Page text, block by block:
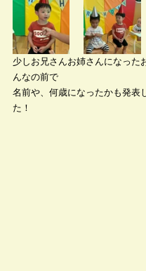
少しお兄さんお姉さんになった
んなの前で
名前や、何歳になったかも発表
た！